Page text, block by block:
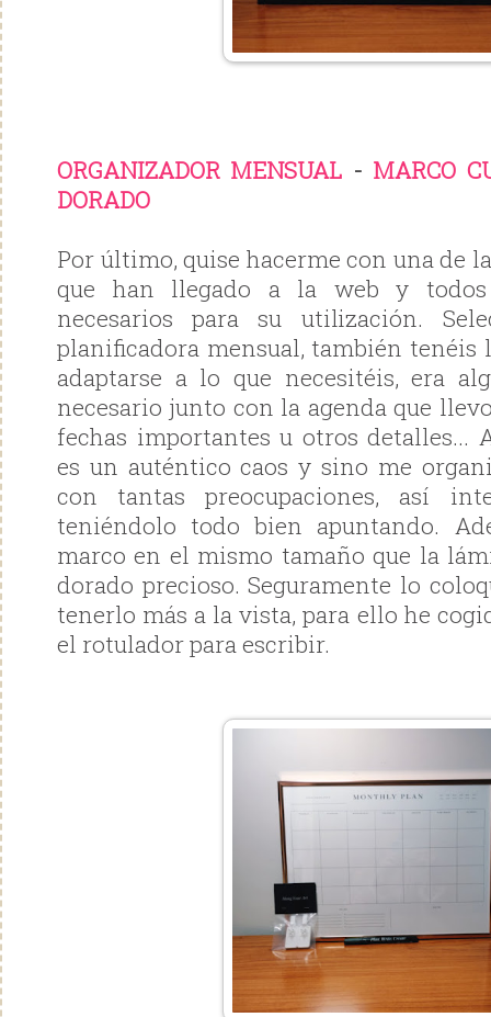
ORGANIZADOR MENSUAL - MARCO
DORADO
Por último, quise hacerme con una de
que han llegado a la web y todos
necesarios para su utilización.
planificadora mensual, también tenéis
adaptarse a lo que necesitéis, era
necesario junto con la agenda que
fechas importantes u otros detalles...
es un auténtico caos y sino me
con tantas preocupaciones, así
teniéndolo todo bien apuntando.
marco en el mismo tamaño que la
dorado precioso. Seguramente lo
tenerlo más a la vista, para ello he
el rotulador para escribir.